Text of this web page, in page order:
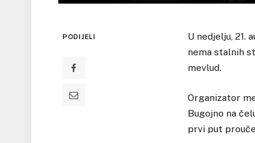
PODIJELI
U nedjelju, 21.
nema stalnih
mevlud.
Organizator
Bugojno na
prvi put